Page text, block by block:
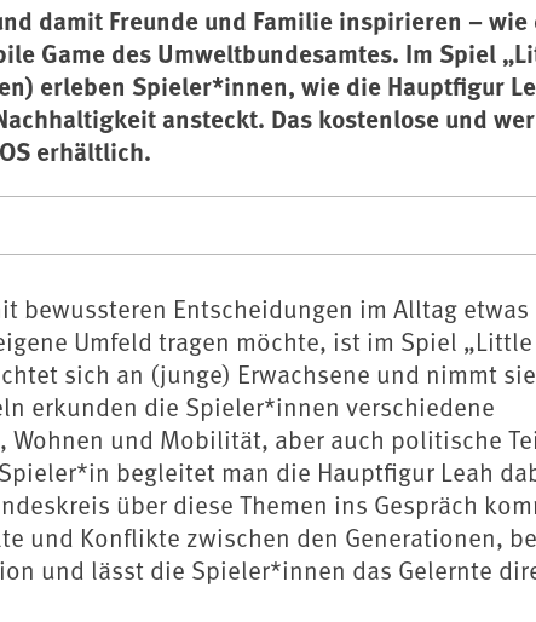
damit Freunde und Familie inspirieren – wie
Game des Umweltbundesamtes. Im Spiel
erleben Spieler*innen, wie die Hauptfigur
ansteckt. Das kostenlose und
erhältlich.
bewussteren Entscheidungen im Alltag etwas
Umfeld tragen möchte, ist im Spiel „Little
sich an (junge) Erwachsene und nimmt
erkunden die Spieler*innen verschiedene
Wohnen und Mobilität, aber auch politische
begleitet man die Hauptfigur Leah
über diese Themen ins Gespräch
und Konflikte zwischen den Generationen,
und lässt die Spieler*innen das Gelernte